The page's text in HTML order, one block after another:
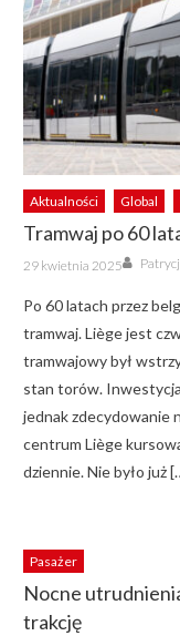
Aktualności Global
Tramwaj po 60
Posted
on
29 kwietnia 2025 Author
Po 60 latach przez
tramwaj. Liège jest
tramwajowy był
stan torów.
jednak zdecydowanie
centrum Liège
dziennie. Nie było już
Pasażer
Nocne
trakcję